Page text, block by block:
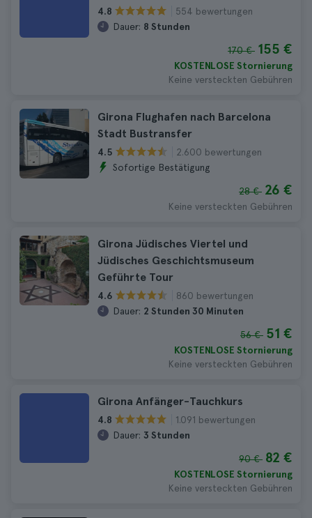
4.8
554 bewertungen
Dauer: 8 Stunden
170 € 155 €
KOSTENLOSE Stornierung
Keine versteckten Gebühren
Girona Flughafen nach Barcelona
Stadt Bustransfer
4.5
2.600 bewertungen
Sofortige Bestätigung
28 € 26 €
Keine versteckten Gebühren
Girona Jüdisches Viertel und
Jüdisches Geschichtsmuseum
Geführte Tour
4.6
860 bewertungen
Dauer: 2 Stunden 30 Minuten
56 € 51 €
KOSTENLOSE Stornierung
Keine versteckten Gebühren
Girona Anfänger-Tauchkurs
4.8
1.091 bewertungen
Dauer: 3 Stunden
90 € 82 €
KOSTENLOSE Stornierung
Keine versteckten Gebühren